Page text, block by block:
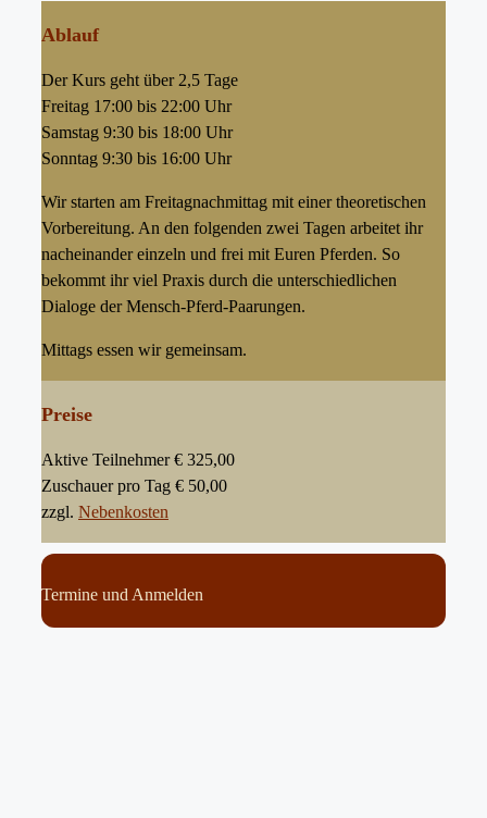
Ablauf
Der Kurs geht über 2,5 Tage
Freitag 17:00 bis 22:00 Uhr
Samstag 9:30 bis 18:00 Uhr
Sonntag 9:30 bis 16:00 Uhr
Wir starten am Freitagnachmittag mit einer theoretischen
Vorbereitung. An den folgenden zwei Tagen arbeitet ihr
nacheinander einzeln und frei mit Euren Pferden. So
bekommt ihr viel Praxis durch die unterschiedlichen
Dialoge der Mensch-Pferd-Paarungen.
Mittags essen wir gemeinsam.
Preise
Aktive Teilnehmer € 325,00
Zuschauer pro Tag € 50,00
zzgl. Nebenkosten
Termine und Anmelden